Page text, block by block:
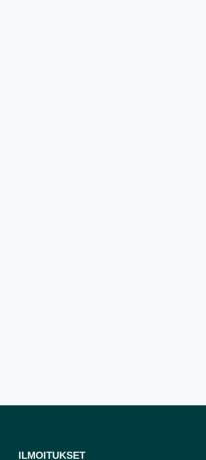
ILMOITUKSET